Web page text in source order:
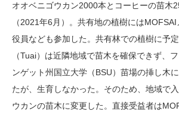
オオベニゴウカン2000本とコーヒーの苗木
（2021年6月）。共有地の植樹には
役員なども参加した。共有林での植樹に予
（Tuai）は近隣地域で苗木を確保できず、
ンゲット州国立大学（BSU）苗場の挿し木
たが、生育しなかった。そのため、地域で
ウカンの苗木に変更した。直接受益者は